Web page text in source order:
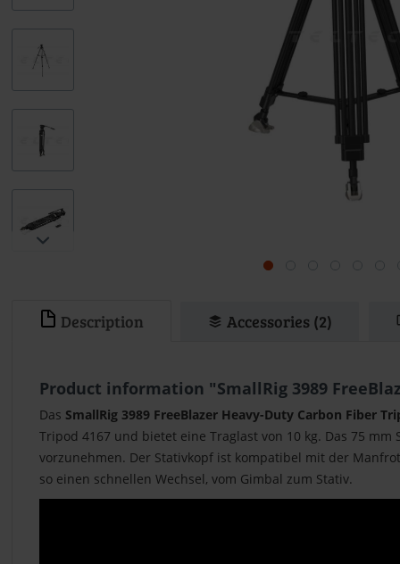
Description Accessories (2)
Product information "SmallRig 3989
Das SmallRig 3989 FreeBlazer Heavy-Duty Carbon Fiber
Tripod 4167 und bietet eine Traglast von 10 kg. Das 75
vorzunehmen. Der Stativkopf ist kompatibel mit der
so einen schnellen Wechsel, vom Gimbal zum Stativ.